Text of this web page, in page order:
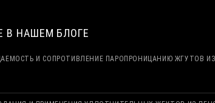
В НАШЕМ БЛОГЕ
И СОПРОТИВЛЕНИЕ ПАРОПРОНИЦАНИЮ ЖГУТОВ